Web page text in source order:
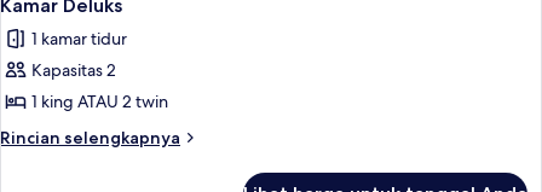
semua
foto
untuk
Kamar
Deluks
Kamar Deluks
1 kamar tidur
Kapasitas 2
1 king ATAU 2 twin
Rincian selengkapnya
Rincian